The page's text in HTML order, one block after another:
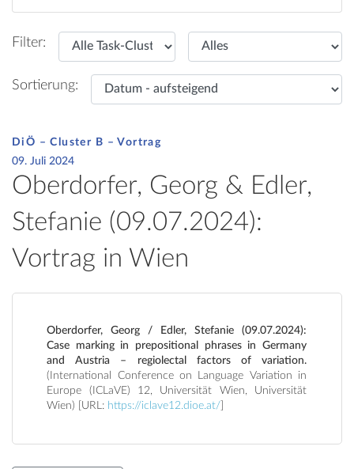
Filter:
Sortierung:
DiÖ – Cluster B – Vortrag
09. Juli 2024
Oberdorfer, Georg & Edler,
Stefanie (09.07.2024):
Vortrag in Wien
Oberdorfer, Georg / Edler, Stefanie (09.07.2024):
Case marking in prepositional phrases in Germany
and Austria – regiolectal factors of variation.
(International Conference on Language Variation in
Europe (ICLaVE) 12, Universität Wien, Universität
Wien) [URL: https://iclave12.dioe.at/